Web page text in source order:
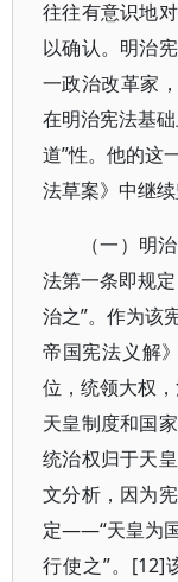
往往有意识地
以确认。明治
一政治改革家
在明治宪法基
道”性。他的这
法草案》中继续
（一）明
法第一条即规
治之”。作为该
帝国宪法义解
位，统领大权
天皇制度和国
统治权归于天
文分析，因为
定——“天皇为
行使之”。[12]